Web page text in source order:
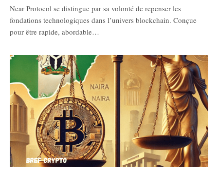
Near Protocol se distingue par sa volonté de repenser les
fondations technologiques dans l’univers blockchain. Conçue
pour être rapide, abordable…